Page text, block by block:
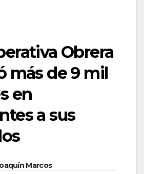
Obrera
más de 9 mil
en
a sus
Marcos